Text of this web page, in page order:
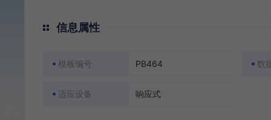
信息属性
模板编号 PB464 数
适应设备 响应式